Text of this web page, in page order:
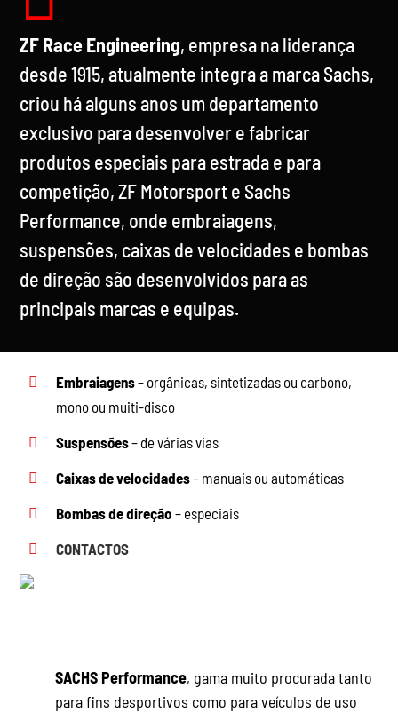
ZF Race Engineering, empresa na liderança
desde 1915, atualmente integra a marca Sachs,
criou há alguns anos um departamento
exclusivo para desenvolver e fabricar
produtos especiais para estrada e para
competição, ZF Motorsport e Sachs
Performance, onde embraiagens,
suspensões, caixas de velocidades e bombas
de direção são desenvolvidos para as
principais marcas e equipas.
Embraiagens– orgânicas, sintetizadas ou carbono,
mono ou muiti-disco
Suspensões– de várias vias
Caixas de velocidades– manuais ou automáticas
Bombas de direção – especiais
CONTACTOS
SACHS Performance, gama muito procurada tanto
para fins desportivos como para veículos de uso